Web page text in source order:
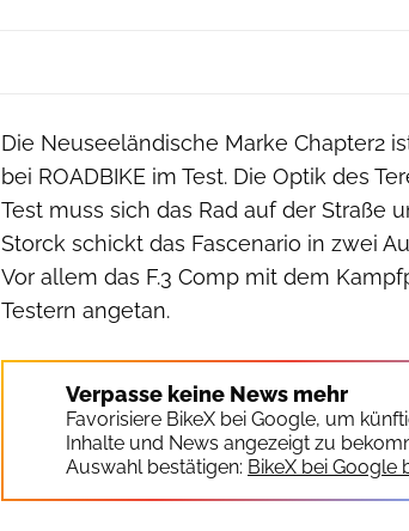
Die Neuseeländische Marke Chapter2
bei ROADBIKE im Test. Die Optik des
Test muss sich das Rad auf der Straße
Storck schickt das Fascenario in zwei
Vor allem das F.3 Comp mit dem
Testern angetan.
Verpasse keine News mehr
Favorisiere BikeX bei Google, um
Inhalte und News angezeigt zu
Auswahl bestätigen: BikeX bei Google